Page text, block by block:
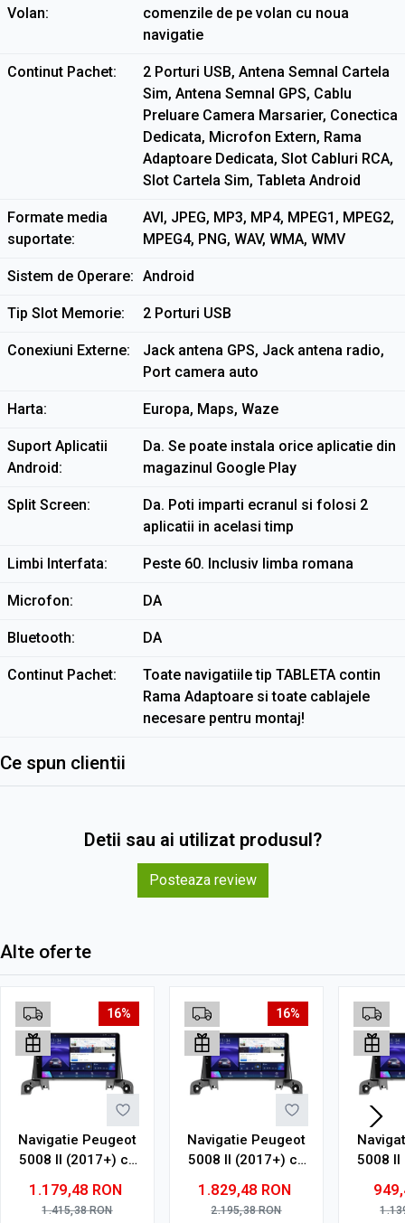
Volan
comenzile de pe volan cu noua
navigatie
Continut Pachet
2 Porturi USB, Antena Semnal Cartela
Sim, Antena Semnal GPS, Cablu
Preluare Camera Marsarier, Conectica
Dedicata, Microfon Extern, Rama
Adaptoare Dedicata, Slot Cabluri RCA,
Slot Cartela Sim, Tableta Android
Formate media
suportate
AVI, JPEG, MP3, MP4, MPEG1, MPEG2,
MPEG4, PNG, WAV, WMA, WMV
Sistem de Operare Android
Tip Slot Memorie 2 Porturi USB
Conexiuni Externe
Jack antena GPS, Jack antena radio,
Port camera auto
Harta Europa, Maps, Waze
Suport Aplicatii
Android
Da. Se poate instala orice aplicatie din
magazinul Google Play
Split Screen
Da. Poti imparti ecranul si folosi 2
aplicatii in acelasi timp
Limbi Interfata Peste 60. Inclusiv limba romana
Microfon DA
Bluetooth DA
Continut Pachet
Toate navigatiile tip TABLETA contin
Rama Adaptoare si toate cablajele
necesare pentru montaj!
Ce spun clientii
Detii sau ai utilizat produsul?
Posteaza review
Alte oferte
16%
Navigatie Peugeot
5008 II (2017+) cu
64GB ROM, Ecran
QLED 9"
1.179,48 RON
1.415,38RON
16%
Navigatie Peugeot
5008 II (2017+) cu
128GB ROM, Ecran
QLED 9"
1.829,48 RON
2.195,38RON
5008 II
32GB
9"